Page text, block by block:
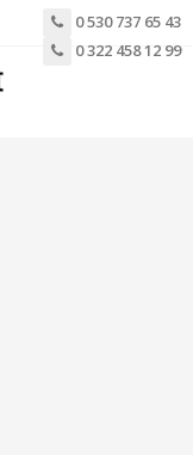
0 530 737 65 43
0 322 458 12 99